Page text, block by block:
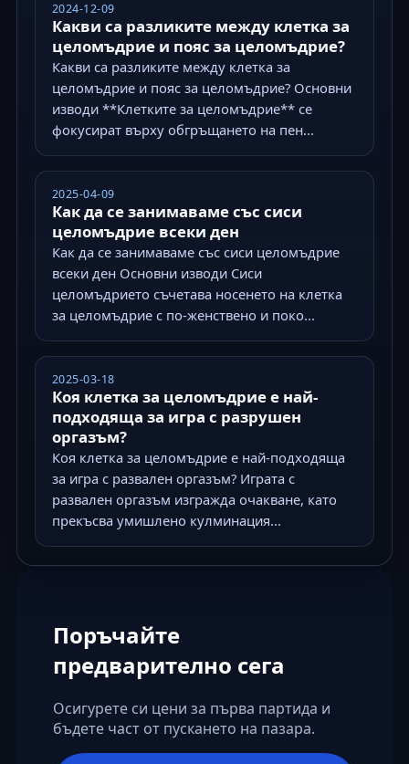
2024-12-09
Какви са разликите между клетка за
целомъдрие и пояс за целомъдрие?
Какви са разликите между клетка за
целомъдрие и пояс за целомъдрие? Основни
изводи **Клетките за целомъдрие** се
фокусират върху обгръщането на пен...
2025-04-09
Как да се занимаваме със сиси
целомъдрие всеки ден
Как да се занимаваме със сиси целомъдрие
всеки ден Основни изводи Сиси
целомъдрието съчетава носенето на клетка
за целомъдрие с по-женствено и поко...
2025-03-18
Коя клетка за целомъдрие е най-
подходяща за игра с разрушен
оргазъм?
Коя клетка за целомъдрие е най-подходяща
за игра с развален оргазъм? Играта с
развален оргазъм изгражда очакване, като
прекъсва умишлено кулминация...
Поръчайте
предварително сега
Осигурете си цени за първа партида и
бъдете част от пускането на пазара.